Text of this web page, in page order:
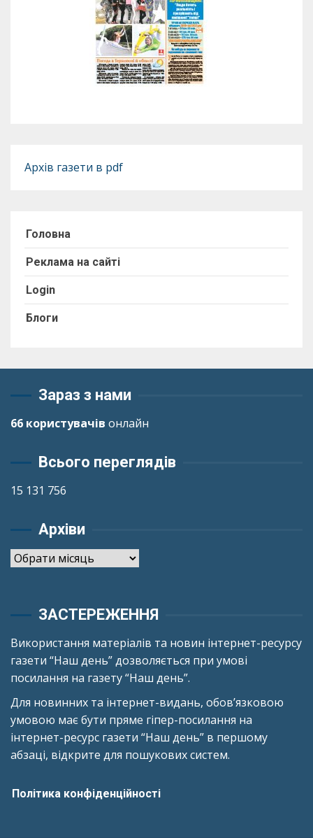
Архів газети в pdf
Головна
Реклама на сайті
Login
Блоги
Зараз з нами
66 користувачів онлайн
Всього переглядів
15 131 756
Архіви
Архіви
ЗАСТЕРЕЖЕННЯ
Використання матеріалів та новин інтернет-ресурсу
газети “Наш день” дозволяється при умові
посилання на газету “Наш день”.
Для новинних та інтернет-видань, обов’язковою
умовою має бути пряме гіпер-посилання на
інтернет-ресурс газети “Наш день” в першому
абзаці, відкрите для пошукових систем.
Політика конфіденційності